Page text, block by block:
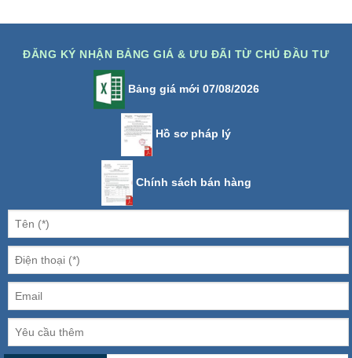
ĐĂNG KÝ NHẬN BẢNG GIÁ & ƯU ĐÃI TỪ CHỦ ĐẦU TƯ
Bảng giá mới 07/08/2026
Hồ sơ pháp lý
Chính sách bán hàng